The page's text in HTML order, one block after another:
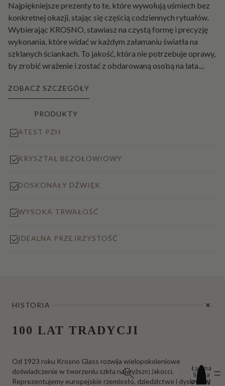
PRODUKTY
Łączna
liczba
pozycji
Najpiękniejsze prezenty to te, które wywołują uśmiech bez
konkretnej okazji, stając się częścią codziennych rytuałów.
Wybierając KROSNO, stawiasz na czystą formę i precyzję
wykonania, które widać w każdym załamaniu światła na
szklanych ściankach. To jakość, która nie potrzebuje oprawy,
by zrobić wrażenie i zostać z obdarowaną osobą na lata....
ZOBACZ SZCZEGÓŁY
ATEST PZH
KRYSZTAŁ BEZOŁOWIOWY
DOSKONAŁY DŹWIĘK
WYSOKA TRWAŁOŚĆ
IDEALNA PRZEJRZYSTOŚĆ
HISTORIA
100 LAT TRADYCJI
Od 1923 roku Krosno Glass rozwija wielopokoleniowe
doświadczenie w tworzeniu szkła najwyższej jakości.
Reprezentujemy europejskie rzemiosło, dziedzictwo i dyskretny